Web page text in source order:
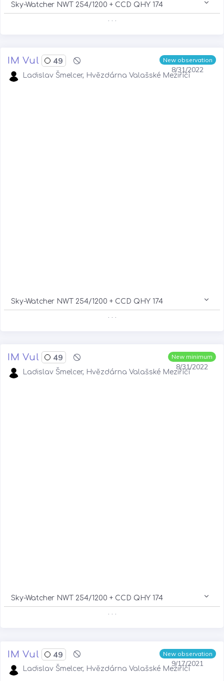
Sky-Watcher NWT 254/1200 + CCD QHY 174
. . .
New observation
8/31/2022
IM Vul 49
Ladislav Šmelcer, Hvězdárna Valašské Meziříčí
Sky-Watcher NWT 254/1200 + CCD QHY 174
. . .
New minimum
8/31/2022
IM Vul 49
Ladislav Šmelcer, Hvězdárna Valašské Meziříčí
Sky-Watcher NWT 254/1200 + CCD QHY 174
. . .
New observation
9/17/2021
IM Vul 49
Ladislav Šmelcer, Hvězdárna Valašské Meziříčí